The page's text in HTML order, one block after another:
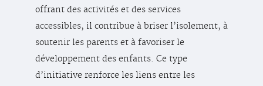
offrant des activités et des services
accessibles, il contribue à briser l’isolement, à
soutenir les parents et à favoriser le
développement des enfants. Ce type
d’initiative renforce les liens entre les